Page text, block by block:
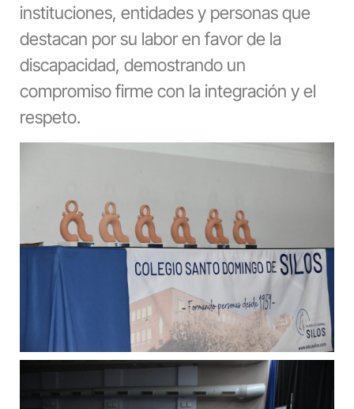
instituciones, entidades y personas que
destacan por su labor en favor de la
discapacidad, demostrando un
compromiso firme con la integración y el
respeto.